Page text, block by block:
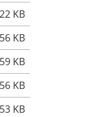
22 KB
56 KB
59 KB
56 KB
53 KB